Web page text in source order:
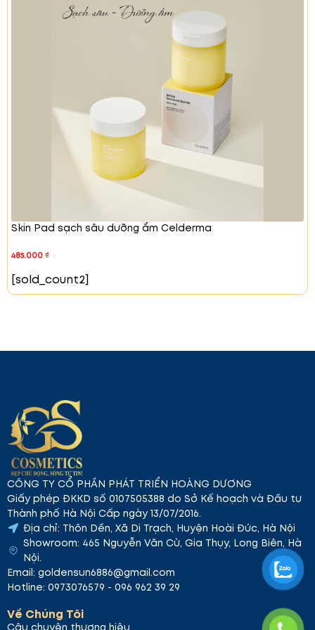
phục hồi và giảm kích ứng, giúp da mịn màng.
: Cung cấp độ ẩm sâu,
giúp da mềm mịn và khỏe mạnh.
Lý Do Bạn Nên Chọn Toner Cân Bằng
Dành Cho Da Dễ Bị Mụn:
Thuần chay
: Sản phẩm hoàn toàn từ thiên
nhiên, không chứa thành phần động vật.
Lành tính và không gây kích ứng
: Phù hợp cho
da nhạy cảm và da dễ bị mụn.
Làm sạch sâu: Loại bỏ bụi bẩn, dầu thừa và
tế bào chết mà không làm khô da.
: Cung cấp độ ẩm cần
Dành cho da nhạy cảm và dễ bị mụn
Cách Sử Dụng:
dụngNhũ Tương Cân Bằngđể khóa ẩm và bảo vệ
chăm sóc da mụn hiệu quả. Với công thức dịu nhẹ,
sản phẩm giúp làm sạch sâu, dưỡng ẩm và bảo vệ
da khỏi kích ứng, mang lại làn da mềm mại, mịn màng
và khỏe mạnh.
Skin Pad sạch sâu dưỡng ẩm Celderma
485.000₫
[sold_count2]
CÔNG TY CỔ PHẦN PHÁT TRIỂN HOÀNG DƯƠNG
Giấy phép ĐKKD số 0107505388 do Sở Kế hoạch và Đầu tư
Thành phố Hà Nội Cấp ngày 13/07/2016.
Địa chỉ: Thôn Dền, Xã Di Trạch, Huyện Hoài Đức, Hà Nội
Showroom: 465 Nguyễn Văn Cừ, Gia Thụy, Long Biên, Hà
Nội.
Email: goldensun6886@gmail.com
Hotline: 0973076579 - 096 962 39 29
Về Chúng Tôi
Câu chuyện thương hiệu